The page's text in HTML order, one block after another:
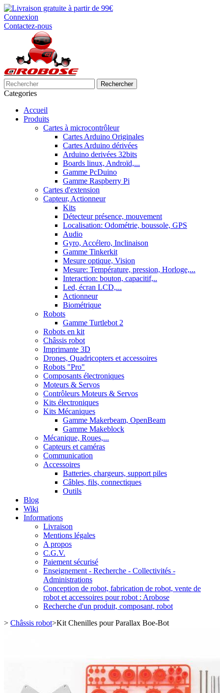
Connexion
Contactez-nous
Rechercher
Categories
Accueil
Produits
Cartes à microcontrôleur
Cartes Arduino Originales
Cartes Arduino dérivées
Arduino derivées 32bits
Boards linux, Androïd,...
Gamme PcDuino
Gamme Raspberry Pi
Cartes d'extension
Capteur, Actionneur
Kits
Détecteur présence, mouvement
Localisation: Odométrie, boussole, GPS
Audio
Gyro, Accélero, Inclinaison
Gamme Tinkerkit
Mesure optique, Vision
Mesure: Température, pression, Horloge,...
Interaction: bouton, capacitif,..
Led, écran LCD,...
Actionneur
Biométrique
Robots
Gamme Turtlebot 2
Robots en kit
Châssis robot
Imprimante 3D
Drones, Quadricopters et accessoires
Robots "Pro"
Composants électroniques
Moteurs & Servos
Contrôleurs Moteurs & Servos
Kits électroniques
Kits Mécaniques
Gamme Makerbeam, OpenBeam
Gamme Makeblock
Mécanique, Roues,...
Capteurs et caméras
Communication
Accessoires
Batteries, chargeurs, support piles
Câbles, fils, connectiques
Outils
Blog
Wiki
Informations
Livraison
Mentions légales
A propos
C.G.V.
Paiement sécurisé
Enseignement - Recherche - Collectivités -
Administrations
Conception de robot, fabrication de robot, vente de
robot et accessoires pour robot : Arobose
Recherche d'un produit, composant, robot
> Châssis robot>Kit Chenilles pour Parallax Boe-Bot